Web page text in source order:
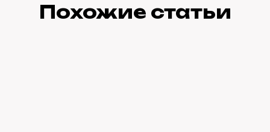
Похожие статьи